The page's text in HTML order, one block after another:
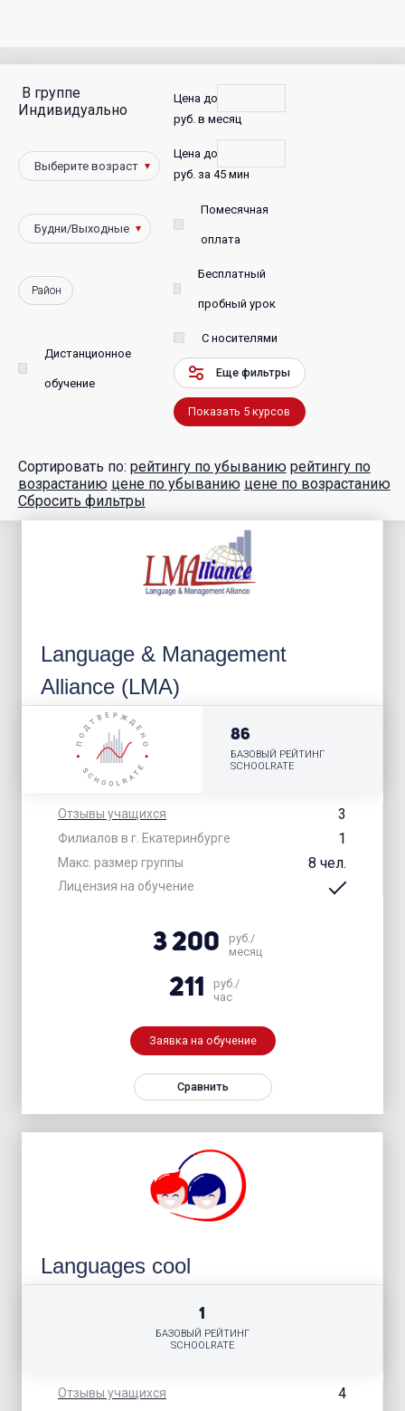
В группе
Индивидуально
Район
Дистанционное
обучение
Цена до
руб. в месяц
Цена до
руб. за 45 мин
Помесячная
оплата
Бесплатный
пробный урок
С носителями
Еще фильтры
Показать 5курсов
С
Победители
Сортировать по: рейтингу по убыванию рейтингу по
возрастанию цене по убыванию цене по возрастанию
Сбросить фильтры
Language & Management
Alliance (LMA)
Отзывы учащихся 3
Филиалов в г. Екатеринбурге 1
Макс. размер группы 8 чел.
Лицензия на обучение
86
БАЗОВЫЙ РЕЙТИНГ
SCHOOLRATE
3 200
руб./
месяц
211
руб./
час
Заявка на обучение
Сравнить
Languages cool
Отзывы учащихся 4
1
БАЗОВЫЙ РЕЙТИНГ
SCHOOLRATE